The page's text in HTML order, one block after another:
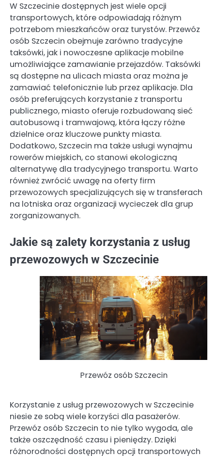
W Szczecinie dostępnych jest wiele opcji
transportowych, które odpowiadają różnym
potrzebom mieszkańców oraz turystów. Przewóz
osób Szczecin obejmuje zarówno tradycyjne
taksówki, jak i nowoczesne aplikacje mobilne
umożliwiające zamawianie przejazdów. Taksówki
są dostępne na ulicach miasta oraz można je
zamawiać telefonicznie lub przez aplikacje. Dla
osób preferujących korzystanie z transportu
publicznego, miasto oferuje rozbudowaną sieć
autobusową i tramwajową, która łączy różne
dzielnice oraz kluczowe punkty miasta.
Dodatkowo, Szczecin ma także usługi wynajmu
rowerów miejskich, co stanowi ekologiczną
alternatywę dla tradycyjnego transportu. Warto
również zwrócić uwagę na oferty firm
przewozowych specjalizujących się w transferach
na lotniska oraz organizacji wycieczek dla grup
zorganizowanych.
Jakie są zalety korzystania z usług
przewozowych w Szczecinie
Przewóz osób Szczecin
Korzystanie z usług przewozowych w Szczecinie
niesie ze sobą wiele korzyści dla pasażerów.
Przewóz osób Szczecin to nie tylko wygoda, ale
także oszczędność czasu i pieniędzy. Dzięki
różnorodności dostępnych opcji transportowych